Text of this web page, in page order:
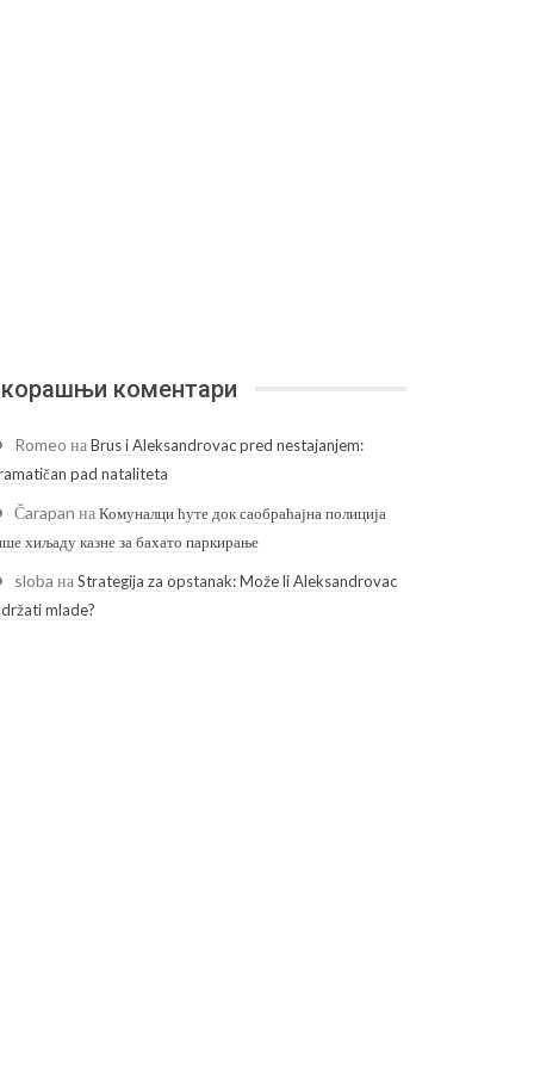
коментари
Romeo наBrus i Aleksandrovac pred nestajanjem:
pad nataliteta
Čarapan наКомуналци ћуте док саобраћајна полиција
хиљаду казне за бахато паркирање
sloba наStrategija za opstanak: Može li Aleksandrovac
mlade?